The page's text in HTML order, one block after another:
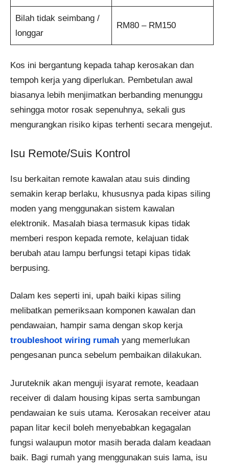
Bilah tidak seimbang /
longgar
RM80 – RM150
Kos ini bergantung kepada tahap kerosakan dan
tempoh kerja yang diperlukan. Pembetulan awal
biasanya lebih menjimatkan berbanding menunggu
sehingga motor rosak sepenuhnya, sekali gus
mengurangkan risiko kipas terhenti secara mengejut.
Isu Remote/Suis Kontrol
Isu berkaitan remote kawalan atau suis dinding
semakin kerap berlaku, khususnya pada kipas siling
moden yang menggunakan sistem kawalan
elektronik. Masalah biasa termasuk kipas tidak
memberi respon kepada remote, kelajuan tidak
berubah atau lampu berfungsi tetapi kipas tidak
berpusing.
Dalam kes seperti ini, upah baiki kipas siling
melibatkan pemeriksaan komponen kawalan dan
pendawaian, hampir sama dengan skop kerja
troubleshoot wiring rumah yang memerlukan
pengesanan punca sebelum pembaikan dilakukan.
Juruteknik akan menguji isyarat remote, keadaan
receiver di dalam housing kipas serta sambungan
pendawaian ke suis utama. Kerosakan receiver atau
papan litar kecil boleh menyebabkan kegagalan
fungsi walaupun motor masih berada dalam keadaan
baik. Bagi rumah yang menggunakan suis lama, isu